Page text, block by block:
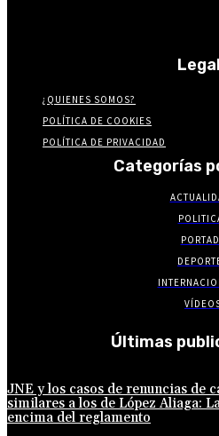
Legal
¿QUIENES SOMOS?
POLÍTICA DE COOKIES
POLÍTICA DE PRIVACIDAD
Categorías
Últimas
JNE y los casos de renuncias de
similares a los de López Aliaga:
encima del reglamento